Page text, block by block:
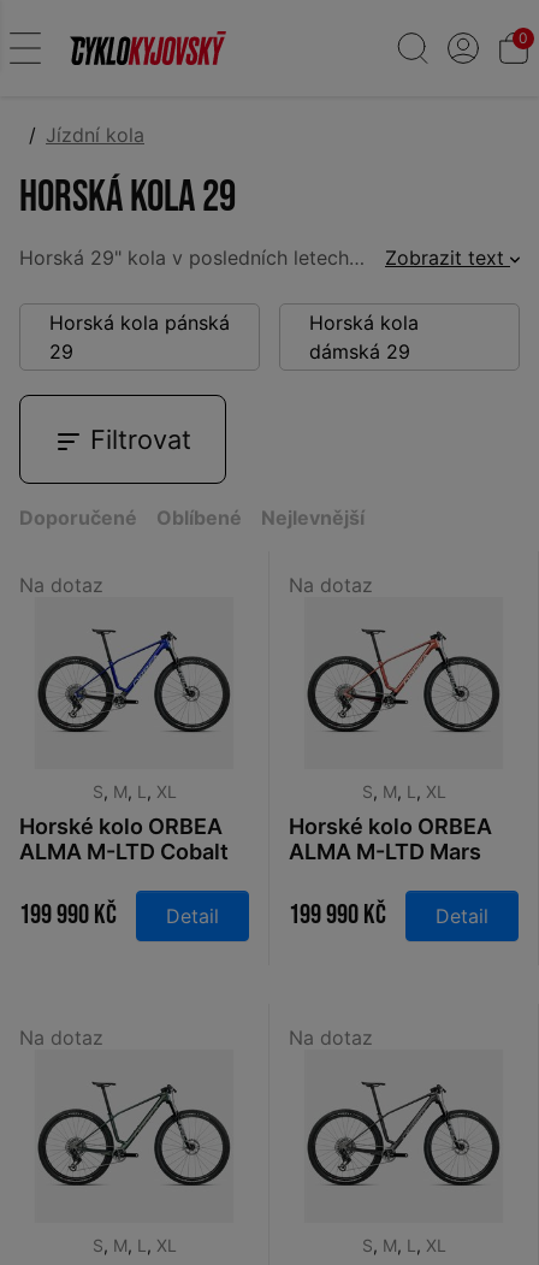
0
Jízdní kola
Horská kola 29
Horská 29" kola v posledních letech zcela dominují. Díky skvělým jízdním vlastnostech si je oblíbili jak závodníci, tak i běžní víkendoví uživatelé. Naší hlavní značkou je německý Zobrazit text
Horská kola pánská
29
Horská kola
dámská 29
Filtrovat
Doporučené Oblíbené Nejlevnější
Na dotaz
S, M, L , XL
Horské kolo ORBEA
ALMA M-LTD Cobalt
2026
199 990 Kč Detail
Na dotaz
S, M, L , XL
Horské kolo ORBEA
ALMA M-LTD Mars
Burgundy Red 2026
199 990 Kč Detail
Na dotaz
S, M, L , XL
Na dotaz
S, M, L , XL